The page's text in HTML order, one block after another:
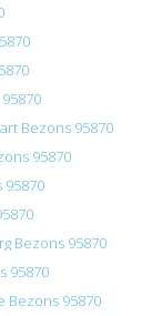
Bezons 95870
95870
Bezons 95870
95870
Bezons 95870